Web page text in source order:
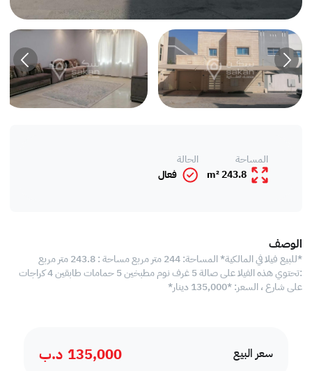
سعر البيع 135,000 د.ب
المساحة
243.8 m²
الحالة
فعال
الوصف
*للبيع فيلا في المالكية* المساحة: 244 متر مربع مساحة : 243.8 متر مربع
:تحتوي هذه الفيلا على صالة 5 غرف نوم مطبخين 5 حمامات طابقين 4 كراجات
على شارع ، السعر: *135,000 دينار*